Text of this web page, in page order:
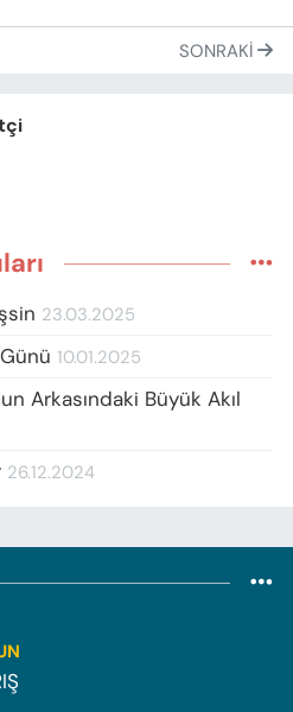
SONRAKI
23.03.2025
10.01.2025
Arkasındaki Büyük Akıl
26.12.2024